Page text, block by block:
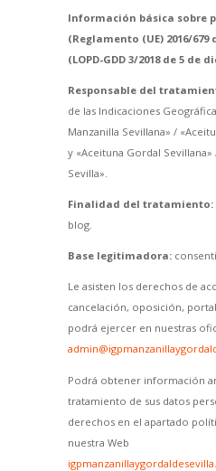
Información básica sobre
(Reglamento (UE) 2016/679
(LOPD-GDD 3/2018 de 5 de
Responsable del
de las Indicaciones
Manzanilla Sevillana» /
y «Aceituna Gordal
Sevilla».
Finalidad del tratamiento:
blog.
Base legitimadora:
Le asisten los derechos de
cancelación, oposición,
podrá ejercer en nuestras
Podrá obtener información
tratamiento de sus datos
derechos en el apartado
nuestra Web